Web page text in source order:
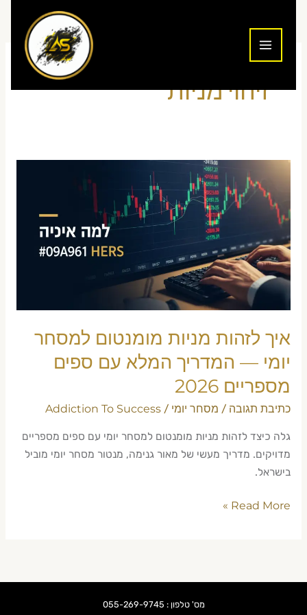
זיהוי מניות
איך לזהות מניות מומנטום למסחר
יומי — המדריך המלא עם ספים
מספריים 2026
כתיבת תגובה / מסחר יומי /
Addiction To Success
גלה כיצד לזהות מניות מומנטום למסחר יומי עם ספים מספריים
מדויקים. מדריך מעשי של מאור גנימה, מנטור מסחר יומי מוביל
בישראל.
מניות
מומנטום
למסחר
יומי
—
המדריך
המלא
ספים
מספריים
2026
Read More »
מס' טלפון : 055-269-9745